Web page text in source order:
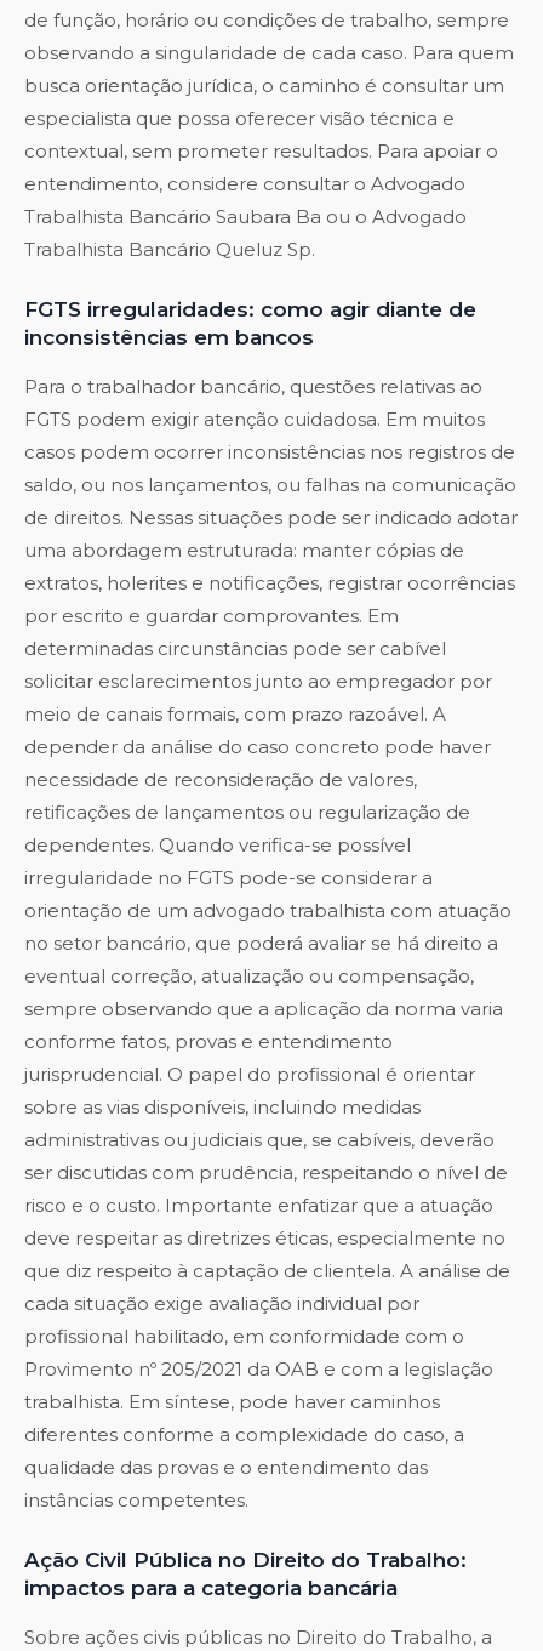
de função, horário ou condições de trabalho, sempre
observando a singularidade de cada caso. Para quem
busca orientação jurídica, o caminho é consultar um
especialista que possa oferecer visão técnica e
contextual, sem prometer resultados. Para apoiar o
entendimento, considere consultar o Advogado
Trabalhista Bancário Saubara Ba ou o Advogado
Trabalhista Bancário Queluz Sp.
FGTS irregularidades: como agir diante de
inconsistências em bancos
Para o trabalhador bancário, questões relativas ao
FGTS podem exigir atenção cuidadosa. Em muitos
casos podem ocorrer inconsistências nos registros de
saldo, ou nos lançamentos, ou falhas na comunicação
de direitos. Nessas situações pode ser indicado adotar
uma abordagem estruturada: manter cópias de
extratos, holerites e notificações, registrar ocorrências
por escrito e guardar comprovantes. Em
determinadas circunstâncias pode ser cabível
solicitar esclarecimentos junto ao empregador por
meio de canais formais, com prazo razoável. A
depender da análise do caso concreto pode haver
necessidade de reconsideração de valores,
retificações de lançamentos ou regularização de
dependentes. Quando verifica-se possível
irregularidade no FGTS pode-se considerar a
orientação de um advogado trabalhista com atuação
no setor bancário, que poderá avaliar se há direito a
eventual correção, atualização ou compensação,
sempre observando que a aplicação da norma varia
conforme fatos, provas e entendimento
jurisprudencial. O papel do profissional é orientar
sobre as vias disponíveis, incluindo medidas
administrativas ou judiciais que, se cabíveis, deverão
ser discutidas com prudência, respeitando o nível de
risco e o custo. Importante enfatizar que a atuação
deve respeitar as diretrizes éticas, especialmente no
que diz respeito à captação de clientela. A análise de
cada situação exige avaliação individual por
profissional habilitado, em conformidade com o
Provimento nº 205/2021 da OAB e com a legislação
trabalhista. Em síntese, pode haver caminhos
diferentes conforme a complexidade do caso, a
qualidade das provas e o entendimento das
instâncias competentes.
Ação Civil Pública no Direito do Trabalho:
impactos para a categoria bancária
Sobre ações civis públicas no Direito do Trabalho, a